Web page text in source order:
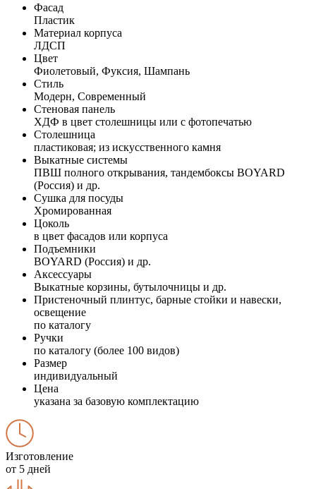
Фасад
Пластик
Материал корпуса
ЛДСП
Цвет
Фиолетовый, Фуксия, Шампань
Стиль
Модерн, Современный
Стеновая панель
ХДФ в цвет столешницы или с фотопечатью
Столешница
пластиковая; из искусственного камня
Выкатные системы
ПВШ полного открывания, тандембоксы BOYARD
(Россия) и др.
Сушка для посуды
Хромированная
Цоколь
в цвет фасадов или корпуса
Подъемники
BOYARD (Россия) и др.
Аксессуары
Выкатные корзины, бутылочницы и др.
Пристеночный плинтус, барные стойки и навески,
освещение
по каталогу
Ручки
по каталогу (более 100 видов)
Размер
индивидуальный
Цена
указана за базовую комплектацию
Изготовление
от 5 дней